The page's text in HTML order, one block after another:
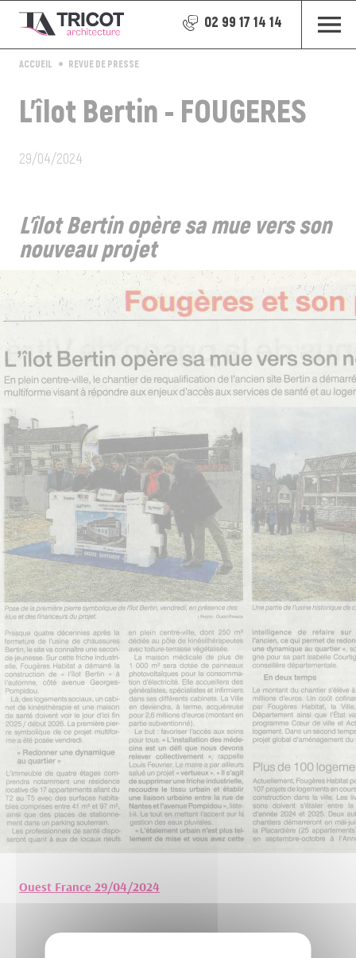
02 99 17 14 14
ACCUEIL REVUE DE PRESSE
L'îlot Bertin - FOUGERES
29/04/2024
L'îlot Bertin opère sa mue vers son
nouveau projet
Ouest France 29/04/2024